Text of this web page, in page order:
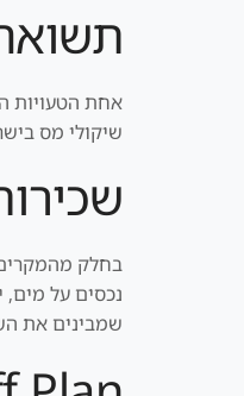
אחת הטעויות
שיקולי מס
בחלק מהמקרים
נכסים על מים,
שמבינים את